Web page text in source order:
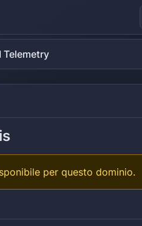
Telemetry
per questo dominio.